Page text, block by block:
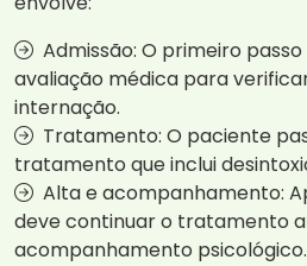
Admissão: O primeiro
avaliação médica para
internação.
Tratamento: O paciente
tratamento que inclui
Alta e acompanhamento:
deve continuar o tratamento
acompanhamento psicológico.